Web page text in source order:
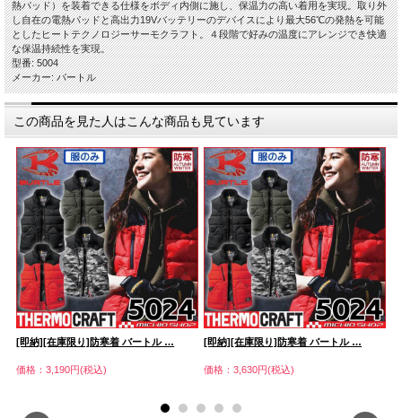
熱パッド）を装着できる仕様をボディ内側に施し、保温力の高い着用を実現。取り外
し自在の電熱パッドと高出力19Vバッテリーのデバイスにより最大56℃の発熱を可能
としたヒートテクノロジーサーモクラフト。４段階で好みの温度にアレンジでき快適
な保温持続性を実現。
型番: 5004
メーカー: バートル
この商品を見た人はこんな商品も見ています
[即納][在庫限り]防寒着 バートル …
価格：3,190円(税込)
[即納][在庫限り]防寒着 バートル …
価格：3,630円(税込)